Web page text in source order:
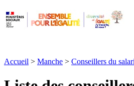
Accueil > Manche > Conseillers du